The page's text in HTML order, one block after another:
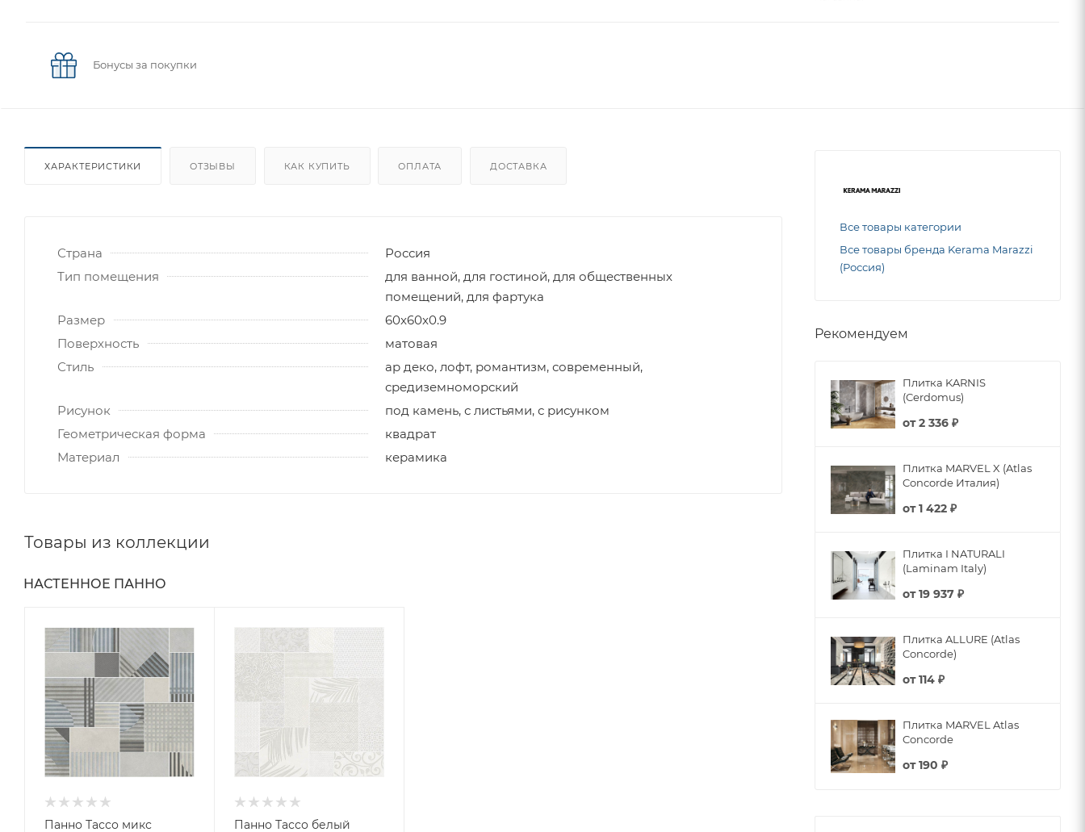
Бонусы за покупки
ХАРАКТЕРИСТИКИ ОТЗЫВЫ КАК КУПИТЬ ОПЛАТА ДОСТАВКА
Страна
Россия
Тип помещения
для ванной, для гостиной, для общественных
помещений, для фартука
Размер
60x60x0.9
Поверхность
матовая
Стиль
ар деко, лофт, романтизм, современный,
средиземноморский
Рисунок
под камень, с листьями, с рисунком
Геометрическая форма
квадрат
Материал
керамика
Товары из коллекции
НАСТЕННОЕ ПАННО
Панно Тассо микс
Панно Тассо белый
Все товары категории
Все товары бренда Kerama Marazzi
(Россия)
Рекомендуем
Плитка KARNIS
(Cerdomus)
от2 336 ₽
Плитка MARVEL X (Atlas
Concorde Италия)
от1 422 ₽
Плитка I NATURALI
(Laminam Italy)
от19 937 ₽
Плитка ALLURE (Atlas
Concorde)
от114 ₽
Плитка MARVEL Atlas
Concorde
от190 ₽